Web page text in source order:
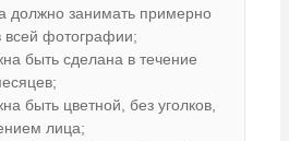
должно занимать примерно
фотографии;
быть сделана в течение
быть цветной, без уголков,
лица;